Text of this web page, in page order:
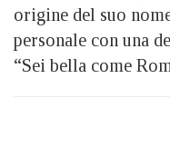
origine del suo
personale con una
“Sei bella come